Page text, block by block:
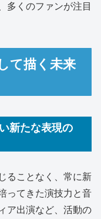
多くのファンが注目
て描く未来
新たな表現の
ることなく、常に新
ってきた演技力と音
ア出演など、活動の